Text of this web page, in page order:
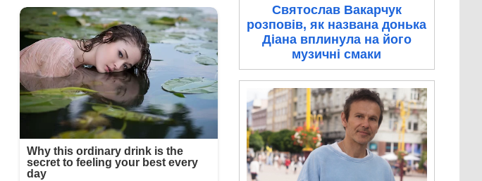
Святослав Вакарчук
розповів, як названа донька
Діана вплинула на його
музичні смаки